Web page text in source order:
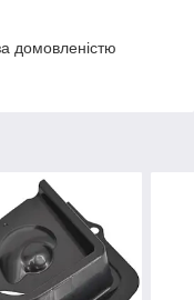
домовленістю